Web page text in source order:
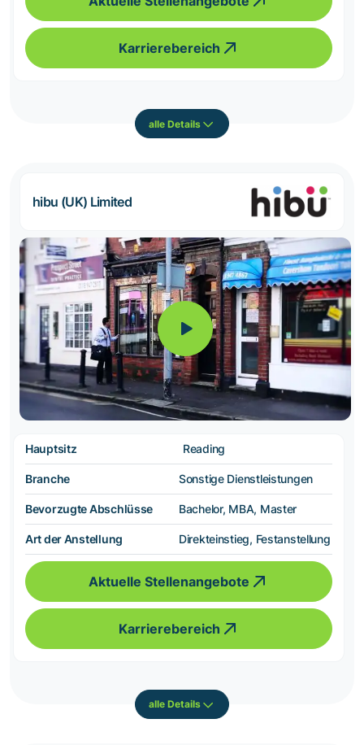
Karrierebereich
alle Details
hibu (UK) Limited
Hauptsitz Reading
Branche Sonstige Dienstleistungen
Bevorzugte Abschlüsse Bachelor, MBA, Master
Art der Anstellung Direkteinstieg, Festanstellung
Aktuelle Stellenangebote
Karrierebereich
alle Details